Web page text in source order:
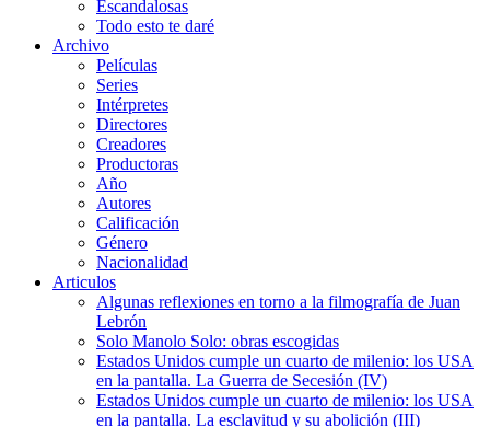
Escandalosas
Todo esto te daré
Archivo
Películas
Series
Intérpretes
Directores
Creadores
Productoras
Año
Autores
Calificación
Género
Nacionalidad
Articulos
Algunas reflexiones en torno a la filmografía de Juan
Lebrón
Solo Manolo Solo: obras escogidas
Estados Unidos cumple un cuarto de milenio: los USA
en la pantalla. La Guerra de Secesión (IV)
Estados Unidos cumple un cuarto de milenio: los USA
en la pantalla. La esclavitud y su abolición (III)